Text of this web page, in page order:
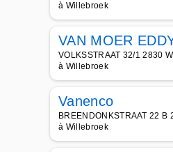
à Willebroek
VAN MOER
VOLKSSTRAAT 32/1 2830
à Willebroek
Vanenco
BREENDONKSTRAAT 22 B
à Willebroek